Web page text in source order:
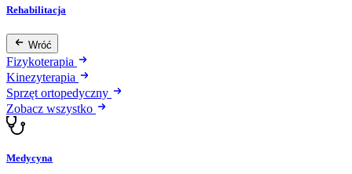
Rehabilitacja
Wróć
Fizykoterapia
Kinezyterapia
Sprzęt ortopedyczny
Zobacz wszystko
Medycyna